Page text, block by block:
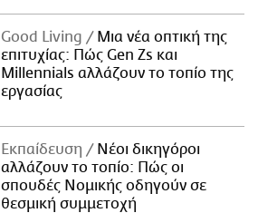
Good Living
Μια νέα οπτική της
επιτυχίας: Πώς Gen Zs και
Millennials αλλάζουν το τοπίο της
εργασίας
Εκπαίδευση
Νέοι δικηγόροι
αλλάζουν το τοπίο: Πώς οι
σπουδές Νομικής οδηγούν σε
θεσμική συμμετοχή